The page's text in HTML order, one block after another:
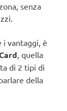
senza
vantaggi, è
, quella
di 2 tipi di
della